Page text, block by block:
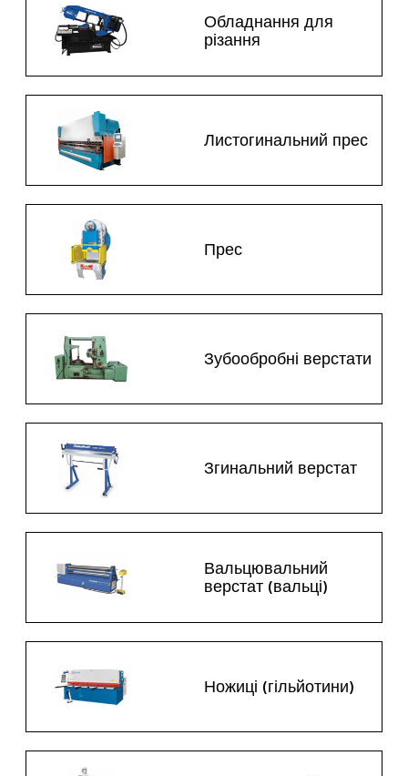
Обладнання для
різання
Листогинальний прес
Прес
Зубообробні верстати
Згинальний верстат
Вальцювальний
верстат (вальці)
Ножиці (гільйотини)